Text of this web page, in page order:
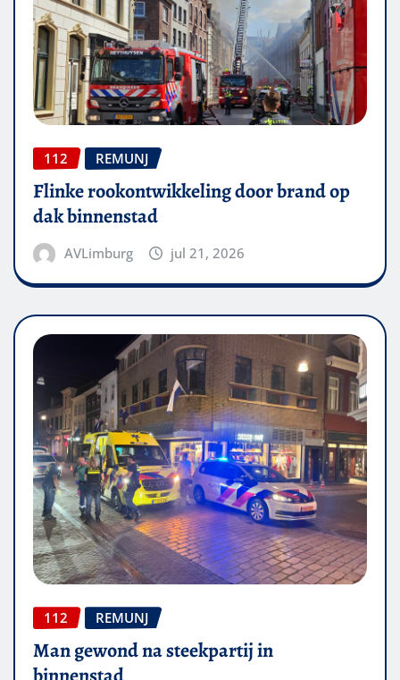
112 REMUNJ
Flinke rookontwikkeling door brand op
dak binnenstad
AVLimburg jul 21, 2026
112 REMUNJ
Man gewond na steekpartij in